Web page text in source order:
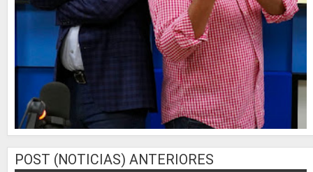
POST (NOTICIAS) ANTERIORES